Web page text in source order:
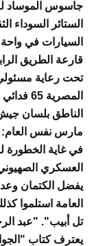
جاسوس الموساد
الستائر السوداء
السيارات في
قارعة الطريق
تحت رعاية
الناطق بلسان
مارس نفس العام:
في غاية الخطورة
العسكري
يفضل الكتمان
العامة استلموا
تل أبيب". "عبد
يعترف كتاب